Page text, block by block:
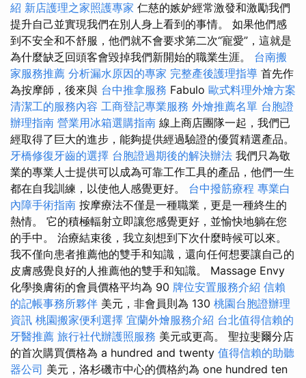
紹 新店護理之家照護專家 仁慈的嫉妒經常激發和激勵我們
提升自己並實現我們在別人身上看到的事情。 如果他們感
到不安全和不舒服，他們就不會要求第二次“寵愛”，這就是
為什麼缺乏回頭客會毀掉我們新開始的職業生涯。 台南搬
家服務推薦 分析漏水原因的專家 完整產後護理指導 首先作
為按摩師，後來與 台中推拿服務 Fabulo 歐式料理外燴方案
清潔工的服務內容 工商登記專業服務 外燴推薦名單 台胞證
辦理指南 營業用冰箱選購指南 線上商店團隊一起，我們已
經取得了巨大的進步，能夠提供經過驗證的優質精選產品。
牙橋修復牙齒的選擇 台胞證過期後的解決辦法 我們只為敬
業的專業人士提供可以成為可靠工作工具的產品，他們一生
都在自我訓練，以使他人感覺更好。 台中撥筋療程 專業白
內障手術指南 按摩療法不僅是一種職業，更是一種終生的
熱情。 它的積極輻射立即讓您感覺更好，並愉快地躺在您
的手中。 治療結束後，我立刻想到下次什麼時候可以來。
我不僅向患者推薦他的雙手和知識，還向任何想要讓自己的
皮膚感覺良好的人推薦他的雙手和知識。 Massage Envy
化學換膚術的會員價格平均為 90 牌位安置服務介紹 信賴
的記帳事務所夥伴 美元，非會員則為 130 桃園台胞證辦理
資訊 桃園搬家便利選擇 宜蘭外燴服務介紹 台北值得信賴的
牙醫推薦 旅行社代辦護照服務 美元或更高。 聖拉斐爾分店
的首次購買價格為 a hundred and twenty 值得信賴的助聽
器公司 美元，洛杉磯市中心的價格約為 one hundred ten